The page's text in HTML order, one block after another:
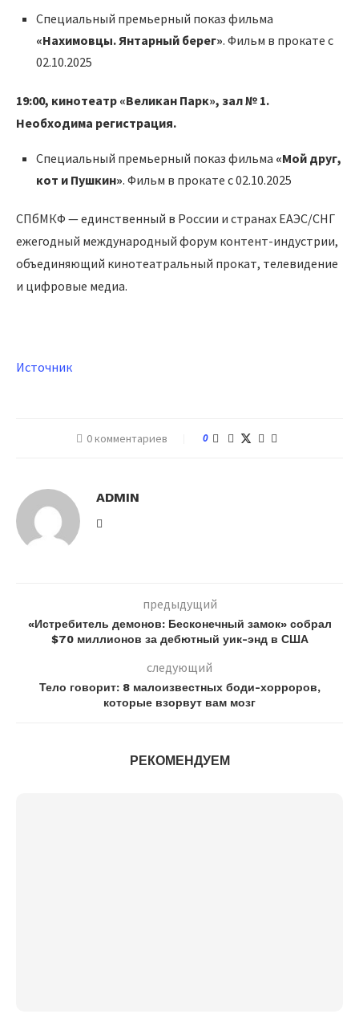
Специальный премьерный показ фильма
«Нахимовцы. Янтарный берег». Фильм в прокате с
02.10.2025
19:00, кинотеатр «Великан Парк», зал № 1.
Необходима регистрация.
Специальный премьерный показ фильма «Мой друг,
кот и Пушкин». Фильм в прокате с 02.10.2025
СПбМКФ — единственный в России и странах ЕАЭС/СНГ
ежегодный международный форум контент-индустрии,
объединяющий кинотеатральный прокат, телевидение
и цифровые медиа.
Источник
0 комментариев 0
ADMIN
предыдущий
«Истребитель демонов: Бесконечный замок» собрал
$70 миллионов за дебютный уик-энд в США
следующий
Тело говорит: 8 малоизвестных боди-хорроров,
которые взорвут вам мозг
РЕКОМЕНДУЕМ